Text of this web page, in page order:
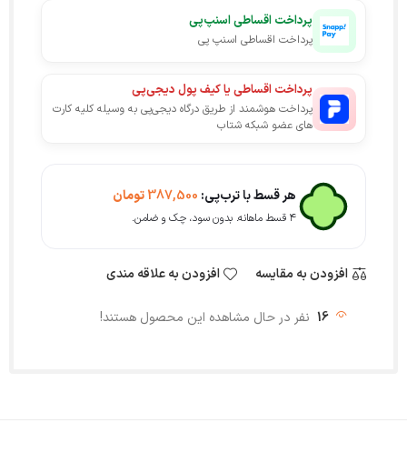
پرداخت اقساطی اسنپ‌پی
پرداخت اقساطی اسنپ پی
پرداخت اقساطی یا کیف پول دیجی‌پی
پرداخت هوشمند از طریق درگاه دیجی‌پی به وسیله کلیه کارت
های عضو شبکه شتاب
هر قسط با ترب‌پی: 387,500تومان
۴ قسط ماهانه. بدون سود، چک و ضامن.
افزودن به مقایسه افزودن به علاقه مندی
16 نفر در حال مشاهده این محصول هستند!